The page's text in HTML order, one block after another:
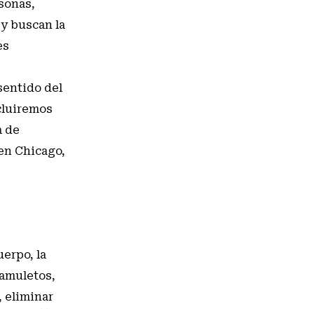
buscan la
del
de
Chicago,
la
eliminar